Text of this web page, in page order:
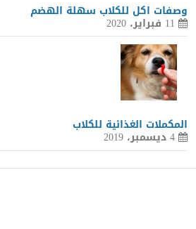
وصفات اكل للكلاب سهلة الهضم
11 فبراير، 2020
المكملات الغذائية للكلاب
4 ديسمبر، 2019